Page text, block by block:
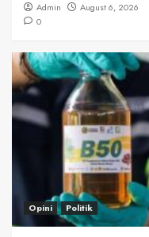
Admin
August 6, 2026
0
Opini Politik